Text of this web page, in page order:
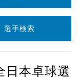
選手検索
日本卓球選